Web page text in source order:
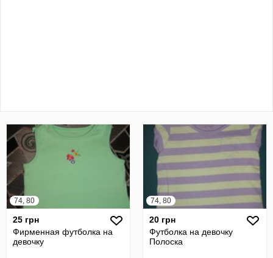
74, 80
25 грн
Фирменная футболка на
девочку
74, 80
20 грн
Футболка на девочку
Полоска